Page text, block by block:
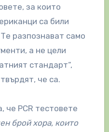
за които
са били
разпознават само
а не цели
стандарт“,
че са.
че PCR тестовете
брой хора, които